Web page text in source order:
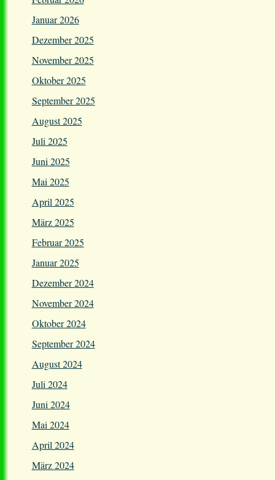
Januar 2026
Dezember 2025
November 2025
Oktober 2025
September 2025
August 2025
Juli 2025
Juni 2025
Mai 2025
April 2025
März 2025
Februar 2025
Januar 2025
Dezember 2024
November 2024
Oktober 2024
September 2024
August 2024
Juli 2024
Juni 2024
Mai 2024
April 2024
März 2024